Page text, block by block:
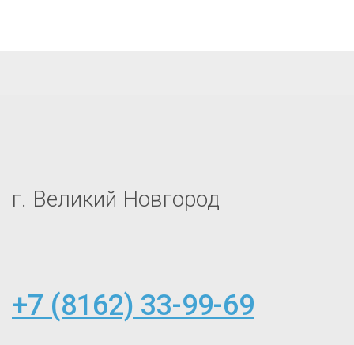
г. Великий Новгород
+7 (8162) 33-99-69